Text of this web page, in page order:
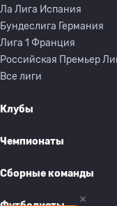
Ла Лига Испания
Бундеслига Германия
Лига 1 Франция
Российская Премьер
Все лиги
Клубы
Чемпионаты
Сборные команды